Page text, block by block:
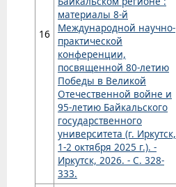
16
материалы 8-й
Международной научно-
практической
конференции,
посвященной 80-летию
Победы в Великой
Отечественной войне и
95-летию Байкальского
государственного
университета (г. Иркутск,
1-2 октября 2025 г.). -
Иркутск, 2026. - С. 328-
333.